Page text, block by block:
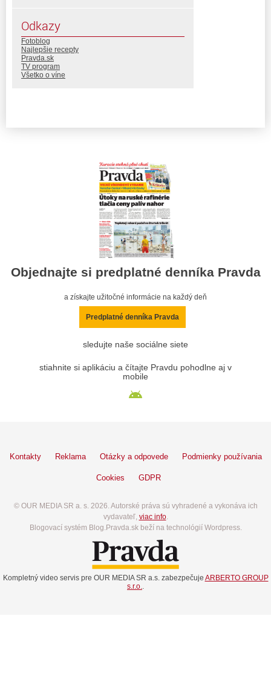
Odkazy
Fotoblog
Najlepšie recepty
Pravda.sk
TV program
Všetko o víne
Objednajte si predplatné denníka Pravda
a získajte užitočné informácie na každý deň
Predplatné denníka Pravda
sledujte naše sociálne siete
stiahnite si aplikáciu a čítajte Pravdu pohodlne aj v
mobile
Kontakty Reklama Otázky a odpovede Podmienky používania
Cookies GDPR
© OUR MEDIA SR a. s. 2026. Autorské práva sú vyhradené a vykonáva ich
vydavateľ, viac info.
Blogovací systém Blog.Pravda.sk beží na technológií Wordpress.
Kompletný video servis pre OUR MEDIA SR a.s. zabezpečuje ARBERTO GROUP
s.r.o..